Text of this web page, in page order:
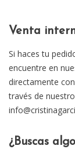
Venta
Si haces tu
encuentre en
directamente
través de
¿Buscas